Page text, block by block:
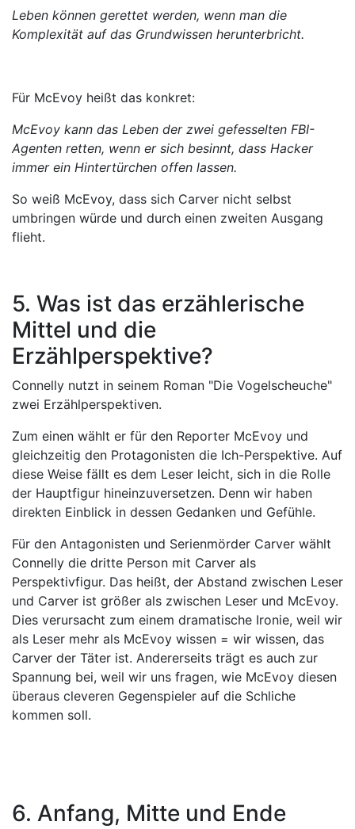
Leben können gerettet werden, wenn man die
Komplexität auf das Grundwissen herunterbricht.
Für McEvoy heißt das konkret:
McEvoy kann das Leben der zwei gefesselten FBI-
Agenten retten, wenn er sich besinnt, dass Hacker
immer ein Hintertürchen offen lassen.
So weiß McEvoy, dass sich Carver nicht selbst
umbringen würde und durch einen zweiten Ausgang
flieht.
5. Was ist das erzählerische
Mittel und die
Erzählperspektive?
Connelly nutzt in seinem Roman "Die Vogelscheuche"
zwei Erzählperspektiven.
Zum einen wählt er für den Reporter McEvoy und
gleichzeitig den Protagonisten die Ich-Perspektive. Auf
diese Weise fällt es dem Leser leicht, sich in die Rolle
der Hauptfigur hineinzuversetzen. Denn wir haben
direkten Einblick in dessen Gedanken und Gefühle.
Für den Antagonisten und Serienmörder Carver wählt
Connelly die dritte Person mit Carver als
Perspektivfigur. Das heißt, der Abstand zwischen Leser
und Carver ist größer als zwischen Leser und McEvoy.
Dies verursacht zum einem dramatische Ironie, weil wir
als Leser mehr als McEvoy wissen = wir wissen, das
Carver der Täter ist. Andererseits trägt es auch zur
Spannung bei, weil wir uns fragen, wie McEvoy diesen
überaus cleveren Gegenspieler auf die Schliche
kommen soll.
6. Anfang, Mitte und Ende